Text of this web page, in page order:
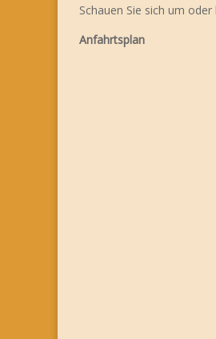
Schauen Sie sich um
Anfahrtsplan